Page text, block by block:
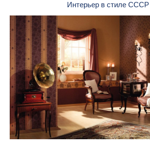
Интерьер в стиле СССР